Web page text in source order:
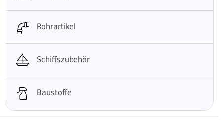
Rohrartikel
Schiffszubehör
Baustoffe